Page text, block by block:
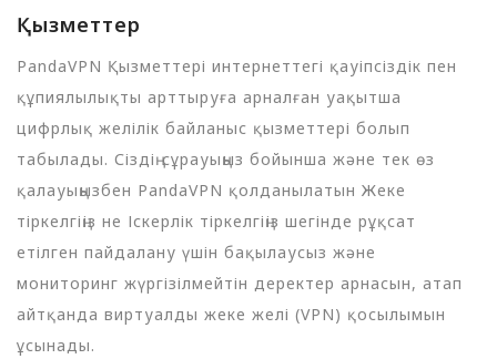
Қызметтер
PandaVPN Қызметтері интернеттегі қауіпсіздік пен
құпиялылықты арттыруға арналған уақытша
цифрлық желілік байланыс қызметтері болып
табылады. Сіздің сұрауыңыз бойынша және тек өз
қалауыңызбен PandaVPN қолданылатын Жеке
тіркелгіңіз не Іскерлік тіркелгіңіз шегінде рұқсат
етілген пайдалану үшін бақылаусыз және
мониторинг жүргізілмейтін деректер арнасын, атап
айтқанда виртуалды жеке желі (VPN) қосылымын
ұсынады.